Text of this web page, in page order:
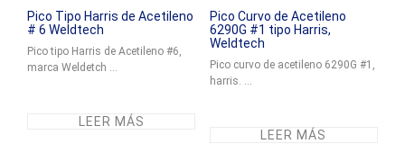
Pico Tipo Harris de Acetileno
# 6 Weldtech
Pico tipo Harris de Acetileno #6,
marca Weldetch ...
LEER MÁS
Pico Curvo de Acetileno
6290G #1 tipo Harris,
Weldtech
Pico curvo de acetileno 6290G #1,
harris. ...
LEER MÁS